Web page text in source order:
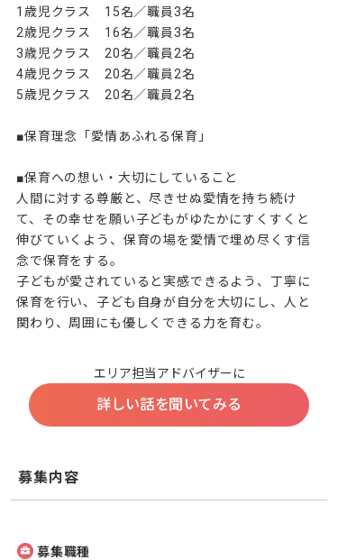
1歳児クラス　15名／職員3名
2歳児クラス　16名／職員3名
3歳児クラス　20名／職員2名
4歳児クラス　20名／職員2名
5歳児クラス　20名／職員2名
■保育理念「愛情あふれる保育」
■保育への想い・大切にしていること
人間に対する尊厳と、尽きせぬ愛情を持ち続け
て、その幸せを願い子どもがゆたかにすくすくと
伸びていくよう、保育の場を愛情で埋め尽くす信
念で保育をする。
子どもが愛されていると実感できるよう、丁寧に
保育を行い、子ども自身が自分を大切にし、人と
関わり、周囲にも優しくできる力を育む。
エリア担当アドバイザーに
詳しい話を聞いてみる
募集内容
募集職種